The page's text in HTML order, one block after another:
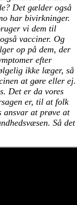
Det gælder også
har bivirkninger.
vi dem til
vacciner. Og
op på dem, der
efter
ikke læger, så
at gøre eller ej.
Det er da vores
er, til at folk
ansvar at prøve at
Så det